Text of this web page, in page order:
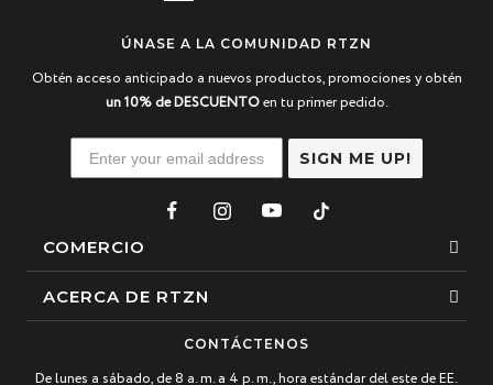
ÚNASE A LA COMUNIDAD RTZN
Obtén acceso anticipado a nuevos productos, promociones y obtén
un 10% de DESCUENTOen tu primer pedido.
SIGN ME UP!
COMERCIO
Esposas
Pulsera de cuentas
ACERCA DE RTZN
CONTÁCTENOS
De lunes a sábado, de 8 a. m. a 4 p. m., hora estándar del este de EE.